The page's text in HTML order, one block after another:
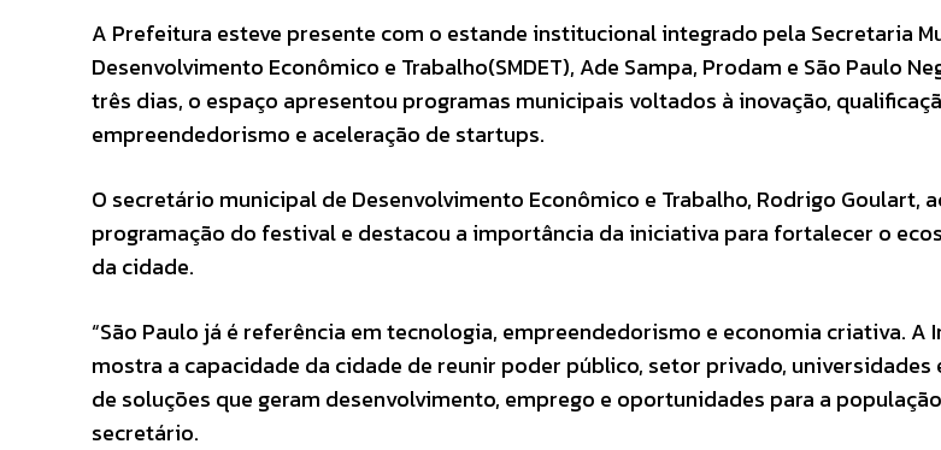
A Prefeitura esteve presente com o estande institucional integrado pela Secretaria
Desenvolvimento Econômico e Trabalho(SMDET), Ade Sampa, Prodam e São Paulo
três dias, o espaço apresentou programas municipais voltados à inovação,
empreendedorismo e aceleração de startups.
O secretário municipal de Desenvolvimento Econômico e Trabalho, Rodrigo Goulart,
programação do festival e destacou a importância da iniciativa para fortalecer o
da cidade.
“São Paulo já é referência em tecnologia, empreendedorismo e economia criativa. A
mostra a capacidade da cidade de reunir poder público, setor privado,
de soluções que geram desenvolvimento, emprego e oportunidades para a
secretário.